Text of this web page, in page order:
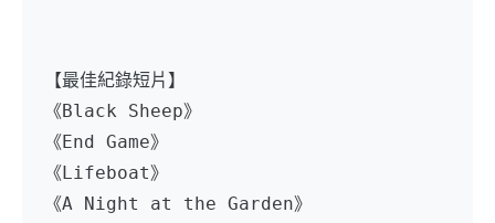
【最佳紀錄短片】
《Black Sheep》
《End Game》
《Lifeboat》
《A Night at the Garden》